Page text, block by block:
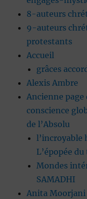
8-auteurs
9-auteurs
protestants
Accueil
grâces
Alexis Ambre
Ancienne page
conscience
de l’Absolu
l’incroyable
L’épopée
Mondes
SAMADHI
Anita Moorjani